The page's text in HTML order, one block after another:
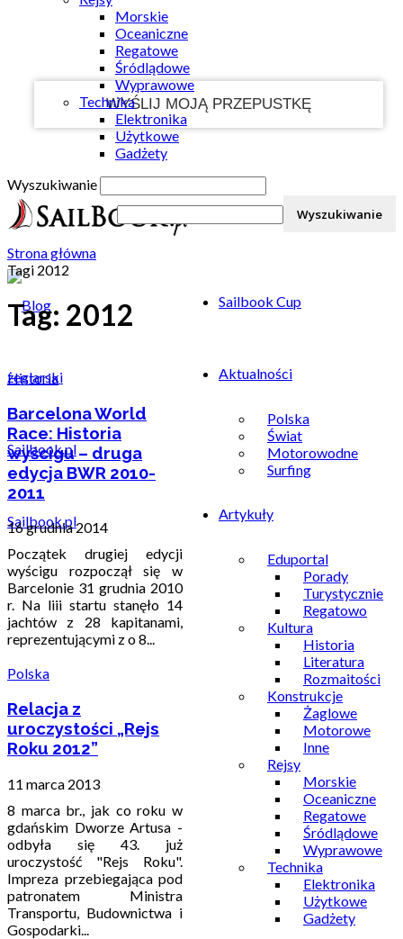
Morskie
Oceaniczne
Regatowe
Śródlądowe
Wyprawowe
Technika
Elektronika
Użytkowe
Gadżety
Wyszukiwanie
Sailbook.pl
Sailbook Cup
Aktualności
Polska
Świat
Motorowodne
Surfing
Artykuły
Eduportal
Porady
Turystycznie
Regatowo
Kultura
Historia
Literatura
Rozmaitości
Konstrukcje
Żaglowe
Motorowe
Inne
Rejsy
Morskie
Oceaniczne
Regatowe
Śródlądowe
Wyprawowe
Technika
Elektronika
Użytkowe
Gadżety
Strona główna
Tagi 2012
Tag: 2012
Historia
Barcelona World
Race: Historia
wyścigu – druga
edycja BWR 2010-
2011
16 grudnia 2014
Początek drugiej edycji
wyścigu rozpoczął się w
Barcelonie 31 grudnia 2010
r. Na liii startu stanęło 14
jachtów z 28 kapitanami,
reprezentującymi z o 8...
Polska
Relacja z
uroczystości „Rejs
Roku 2012”
11 marca 2013
8 marca br., jak co roku w
gdańskim Dworze Artusa -
odbyła się 43. już
uroczystość "Rejs Roku".
Impreza przebiegająca pod
patronatem Ministra
Transportu, Budownictwa i
Gospodarki...